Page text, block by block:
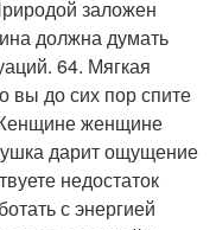
заложен
должна думать
64. Мягкая
вы до сих пор спите
женщине
дарит ощущение
недостаток
с энергией